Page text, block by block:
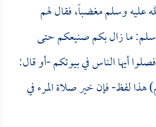
عليه وسلم مغضباً، فقال لهم
ما زال بكم صنيعكم حتى
أيها الناس في بيوتكم -أو قال:
هذا لفظ- فإن خير صلاة المرء في